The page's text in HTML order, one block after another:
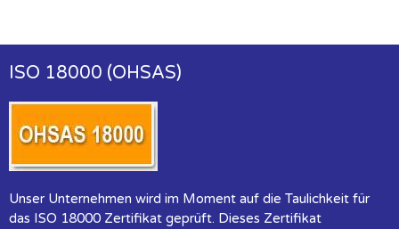
ISO 18000 (OHSAS)
Unser Unternehmen wird im Moment auf die Taulichkeit für
das ISO 18000 Zertifikat geprüft. Dieses Zertifikat